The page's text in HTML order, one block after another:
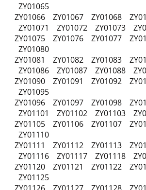
ZY01065
ZY01066 ZY01067 ZY01068
ZY01071 ZY01072 ZY01073
ZY01075 ZY01076 ZY01077
ZY01080
ZY01081 ZY01082 ZY01083
ZY01086 ZY01087 ZY01088
ZY01090 ZY01091 ZY01092
ZY01095
ZY01096 ZY01097 ZY01098
ZY01101 ZY01102 ZY01103
ZY01105 ZY01106 ZY01107
ZY01110
ZY01111 ZY01112 ZY01113
ZY01116 ZY01117 ZY01118
ZY01120 ZY01121 ZY01122
ZY01125